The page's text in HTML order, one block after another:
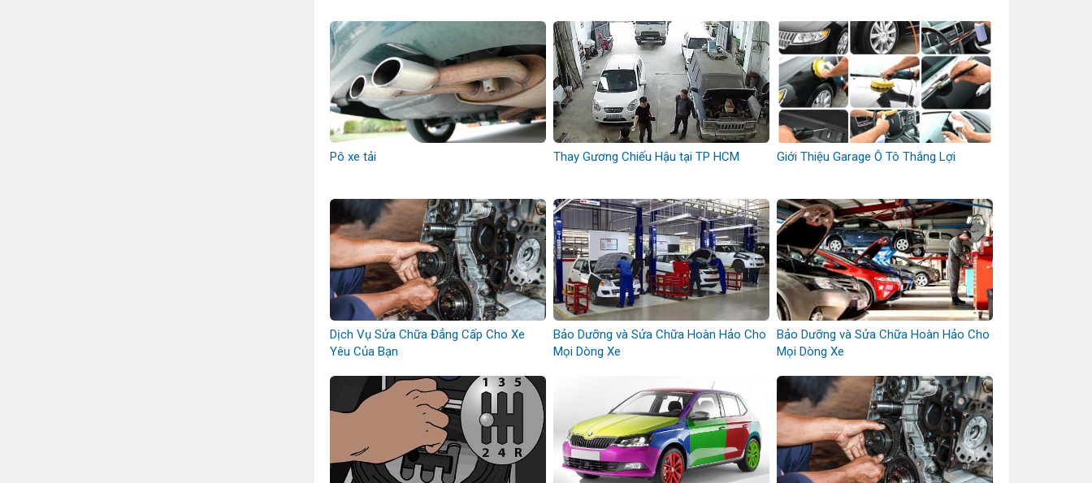
Pô xe tải Thay Gương Chiếu Hậu tại TP HCM Giới Thiệu Garage Ô Tô Thắng Lợi
Dịch Vụ Sửa Chữa Đẳng Cấp Cho Xe
Yêu Của Bạn
Bảo Dưỡng và Sửa Chữa Hoàn Hảo Cho
Mọi Dòng Xe
Bảo Dưỡng và Sửa Chữa Hoàn Hảo Cho
Mọi Dòng Xe